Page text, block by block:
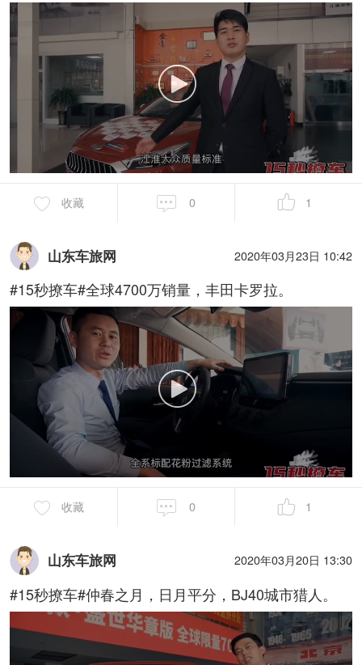
收藏 0 1
山东车旅网 2020年03月23日 10:42
#15秒撩车#全球4700万销量，丰田卡罗拉。
收藏 0 1
山东车旅网 2020年03月20日 13:30
#15秒撩车#仲春之月，日月平分，BJ40城市猎人。